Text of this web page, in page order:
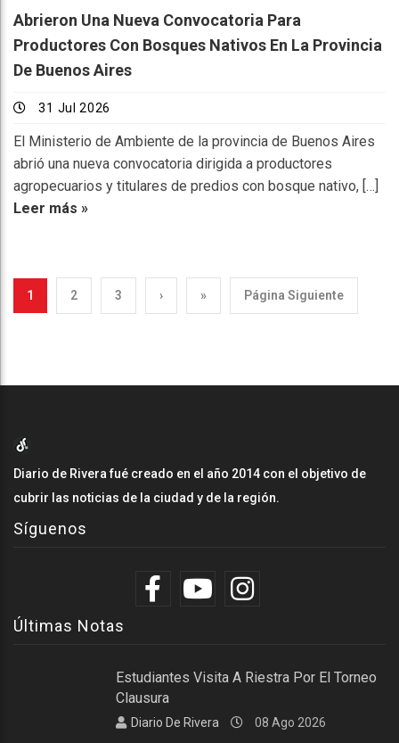
Abrieron Una Nueva Convocatoria Para
Productores Con Bosques Nativos En La Provincia
De Buenos Aires
31 Jul 2026
El Ministerio de Ambiente de la provincia de Buenos Aires
abrió una nueva convocatoria dirigida a productores
agropecuarios y titulares de predios con bosque nativo, […]
Leer más »
1 2 3 › » Página Siguiente
Diario de Rivera fué creado en el año 2014 con el objetivo de
cubrir las noticias de la ciudad y de la región.
Síguenos
Últimas Notas
Estudiantes Visita A Riestra Por El Torneo
Clausura
Diario De Rivera 08 Ago 2026